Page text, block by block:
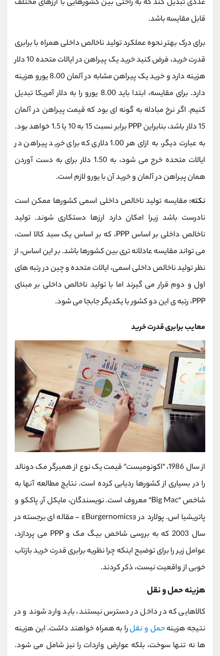
عددی تبدیل کند که به راحتی بین کشورهایی با ارزهای مختلف
قابل مقایسه باشد.
برای درک بهتر نحوه عملکرد تولید ناخالص داخلی همراه با برابری
قدرت خرید، فرض کنید خرید یک پیراهن در ایالات متحده 10 دلار
هزینه دارد و خرید یک پیراهن مشابه در آلمان 8.00 یورو هزینه
دارد. برای مقایسه، ابتدا باید 8.00 یورو را به دلار آمریکا تبدیل
کنیم. اگر نرخ مبادله به گونه ای بود که قیمت پیراهن در آلمان
15 دلار باشد، بنابراین PPP برابر نسبت 15 به 10 یا 1.5 خواهد بود.
به عبارت دیگر، به ازای هر 1.00 دلاری که برای خرید پیراهن در
ایالات متحده خرج می شود، به 1.50 دلار برای به دست آوردن
همان پیراهن در آلمان و خرید آن با یورو لازم است.
نکته: مقایسه تولید ناخالص داخلی اسمی کشورها ممکن است
نادرست باشد زیرا امکان دارد ارزها دستکاری شوند. تولید
ناخالص داخلی بر اساس PPP، که بر اساس یک سبد کالا است،
می تواند مقایسه عادلانه تری بین کشورها باشد. بر این اساس، از
نظر تولید ناخالص داخلی اسمی، ایالات متحده و چین در رتبه های
اول و دوم قرار می گیرند اما با تولید ناخالص داخلی بر مبنای
PPP، رتبه ی این دو کشور با یکدیگر جابجا می شود.
معایب برابری قدرت خرید
از سال 1986، "اکونومیست" قیمت یک نوع از همبرگر مک دونالد
را در بسیاری از کشورها ردیابی کرده است. نتایج مطالعه آنها به
شاخص "Big Mac" معروف است. نویسندگان، مایکل آر. پاککو و
پاتریشیا اس. پولارد در «Burgernomics» - مقاله ای برجسته در
سال 2003 که به بررسی شاخص بیگ مک و PPP می پردازد،
عوامل زیر را برای توضیح اینکه چرا نظریه برابری قدرت خرید بازتاب
خوبی از واقعیت نیست، ذکر کردند.
هزینه حمل و نقل
کالاهایی که در داخل در دسترس نیستند، باید وارد شوند و در
نتیجه هزینهحمل و نقلرا به همراه خواهند داشت. این هزینه
ها نه تنها سوخت، بلکه عوارض واردات را نیز شامل می شود.